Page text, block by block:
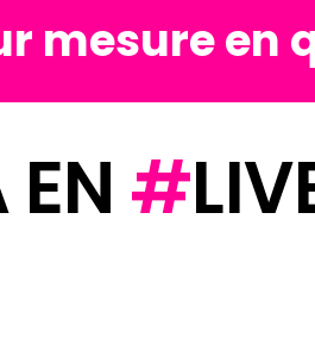
mesure en
EN #